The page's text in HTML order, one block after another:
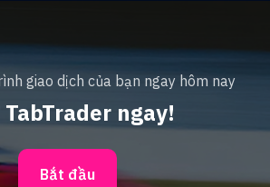
giao dịch của bạn ngay hôm nay
ngay!
Bắt đầu